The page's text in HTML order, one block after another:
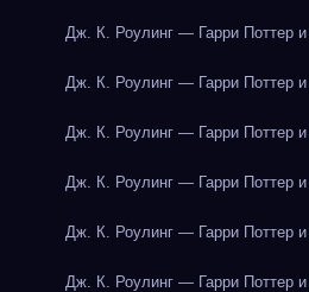
Дж. К. Роулинг — Гарри Поттер
Дж. К. Роулинг — Гарри Поттер
Дж. К. Роулинг — Гарри Поттер
Дж. К. Роулинг — Гарри Поттер
Дж. К. Роулинг — Гарри Поттер
Дж. К. Роулинг — Гарри Поттер